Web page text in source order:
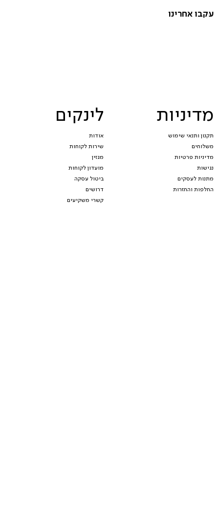
מדיניות
תקנון ותנאי שימוש
משלוחים
מדיניות פרטיות
נגישות
מתנות לעסקים
החלפות והחזרות
לינקים
אודות
שירות לקוחות
מגזין
מועדון לקוחות
ביטול עסקה
דרושים
קשרי משקיעים
עקבו אחרינו